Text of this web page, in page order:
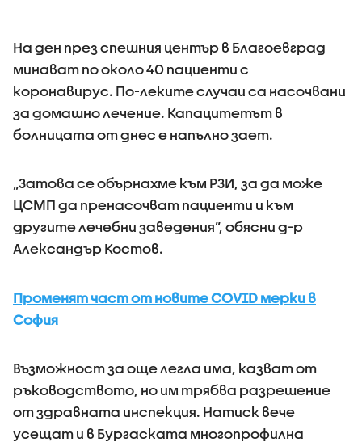
На ден през спешния център в Благоевград
минават по около 40 пациенти с
коронавирус. По-леките случаи са насочвани
за домашно лечение. Капацитетът в
болницата от днес е напълно зает.
„Затова се обърнахме към РЗИ, за да може
ЦСМП да пренасочват пациенти и към
другите лечебни заведения”, обясни д-р
Александър Костов.
Променят част от новите COVID мерки в
София
Възможност за още легла има, казват от
ръководството, но им трябва разрешение
от здравната инспекция. Натиск вече
усещат и в Бургаската многопрофилна